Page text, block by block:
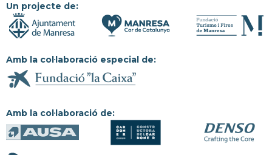
Un projecte de:
Amb la col·laboració especial de:
Amb la col·laboració de: